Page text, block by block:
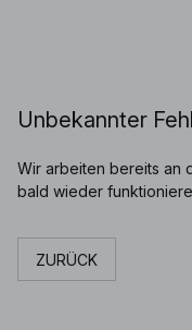
Unbekannter
Wir arbeiten bereits an
bald wieder
ZURÜCK